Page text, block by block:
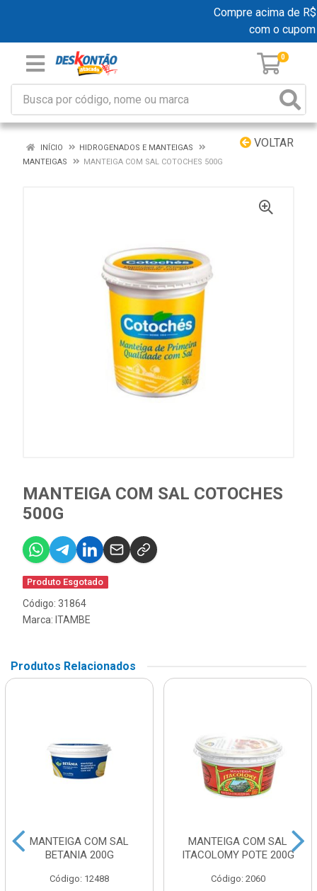
Compre acima de
com o cupom
0
VOLTAR
INÍCIO
HIDROGENADOS E MANTEIGAS
MANTEIGAS
MANTEIGA COM SAL COTOCHES 500G
MANTEIGA COM SAL COTOCHES
500G
Produto Esgotado
Código: 31864
Marca: ITAMBE
Produtos Relacionados
MANTEIGA COM SAL
BETANIA 200G
Código: 12488
MANTEIGA COM SAL
ITACOLOMY POTE 200G
Código: 2060